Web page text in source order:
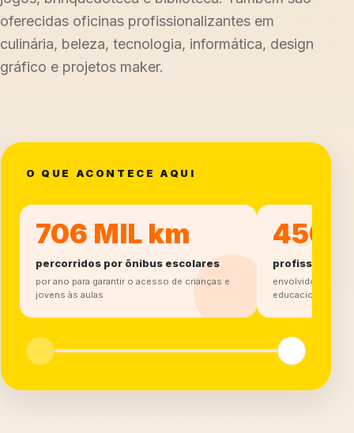
oferecidas oficinas profissionalizantes em
culinária, beleza, tecnologia, informática, design
gráfico e projetos maker.
O QUE ACONTECE AQUI
706 MIL km
percorridos por ônibus escolares
por ano para garantir o acesso de crianças e
jovens às aulas
450
profissionais
envolvidos na
educacional